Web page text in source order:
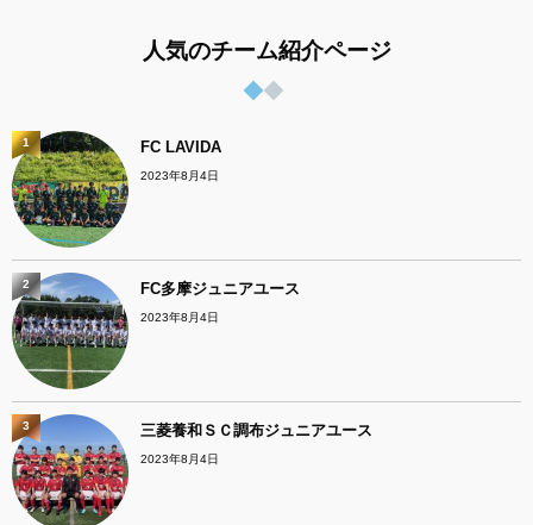
人気のチーム紹介ページ
FC LAVIDA
2023年8月4日
1
FC多摩ジュニアユース
2023年8月4日
2
三菱養和ＳＣ調布ジュニアユース
2023年8月4日
3